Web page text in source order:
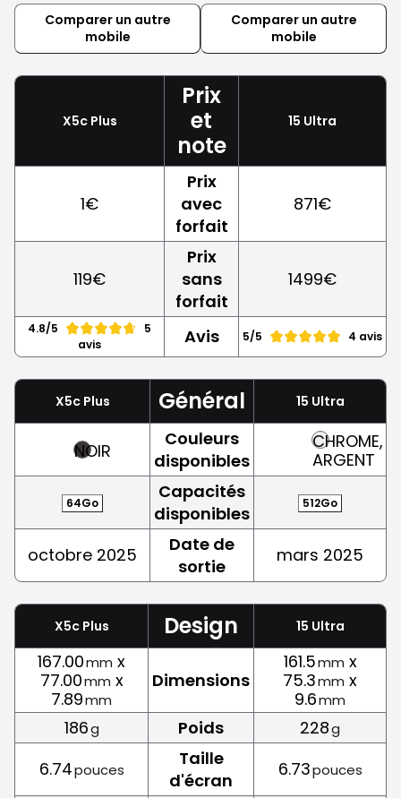
Comparer un autre
mobile
Comparer un autre
mobile
X5c Plus
Prix
et
note
15 Ultra
1€
Prix
avec
forfait
871€
119€
Prix
sans
forfait
1499€
4.8/5
5
avis
Avis 5/5 4 avis
X5c Plus Général 15 Ultra
NOIR
Couleurs
disponibles
CHROME,
ARGENT
64Go
Capacités
disponibles
512Go
octobre 2025
Date de
sortie
mars 2025
X5c Plus Design 15 Ultra
167.00mm x
77.00mm x
7.89mm
Dimensions
161.5mm x
75.3mm x
9.6mm
186g Poids 228g
6.74pouces
Taille
d'écran
6.73pouces